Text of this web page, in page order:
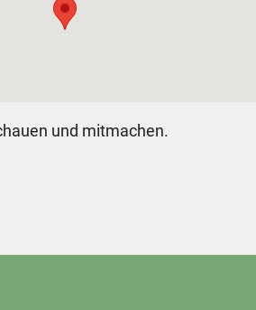
und mitmachen.